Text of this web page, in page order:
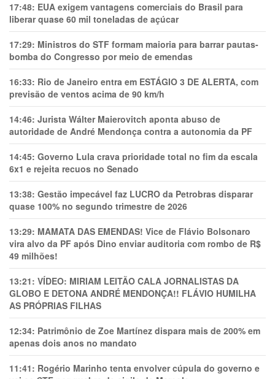
17:48: EUA exigem vantagens comerciais do Brasil para
liberar quase 60 mil toneladas de açúcar
17:29: Ministros do STF formam maioria para barrar pautas-
bomba do Congresso por meio de emendas
16:33: Rio de Janeiro entra em ESTÁGIO 3 DE ALERTA, com
previsão de ventos acima de 90 km/h
14:46: Jurista Wálter Maierovitch aponta abuso de
autoridade de André Mendonça contra a autonomia da PF
14:45: Governo Lula crava prioridade total no fim da escala
6x1 e rejeita recuos no Senado
13:38: Gestão impecável faz LUCRO da Petrobras disparar
quase 100% no segundo trimestre de 2026
13:29: MAMATA DAS EMENDAS! Vice de Flávio Bolsonaro
vira alvo da PF após Dino enviar auditoria com rombo de R$
49 milhões!
13:21: VÍDEO: MIRIAM LEITÃO CALA JORNALISTAS DA
GLOBO E DETONA ANDRÉ MENDONÇA!! FLÁVIO HUMILHA
AS PRÓPRIAS FILHAS
12:34: Patrimônio de Zoe Martínez dispara mais de 200% em
apenas dois anos no mandato
11:41: Rogério Marinho tenta envolver cúpula do governo e